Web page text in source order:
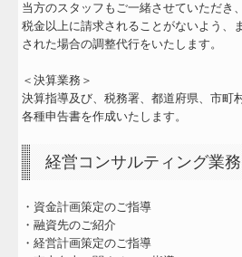
個人情報の取扱
当方のスタッフもご一緒させていただき
税金以上に請求されることがないよう、
された場合の調整代行をいたします。
＜決算業務＞
決算指導及び、税務署、都道府県、市町
各種申告書を作成いたします。
経営コンサルティング業務
・資金計画策定のご指導
・融資先のご紹介
・経営計画策定のご指導